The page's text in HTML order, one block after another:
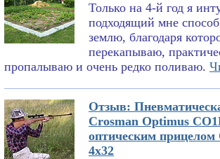
Только на 4-й год я
подходящий мне
землю, благодаря
перекапываю,
пропалываю и очень редко поливаю.
Отзыв:
Crosman Optimus
оптическим прицелом
4x32